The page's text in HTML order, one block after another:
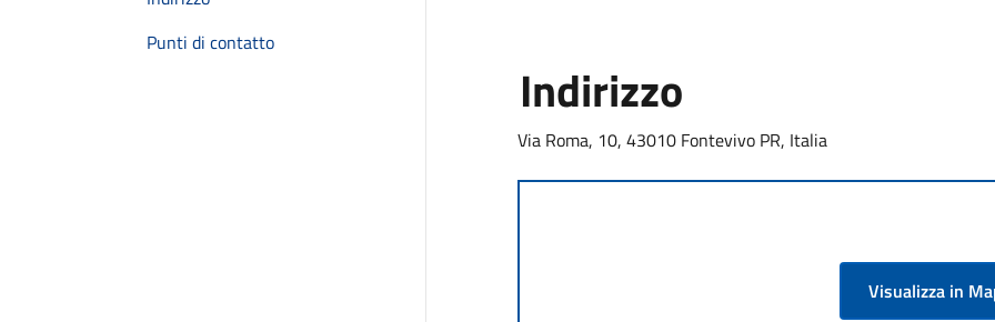
Punti di contatto
Indirizzo
Via Roma, 10, 43010 Fontevivo PR, Italia
Visualizza in